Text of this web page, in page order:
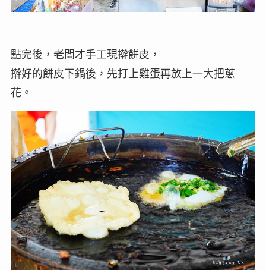
點完後，老闆才手工現擀餅皮，
擀好的餅皮下鍋後，先打上雞蛋再放上一大把蔥
花。